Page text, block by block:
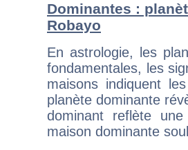
Dominantes :
Robayo
En astrologie, les
fondamentales, les
maisons indiquent
planète dominante
dominant reflète
maison dominante